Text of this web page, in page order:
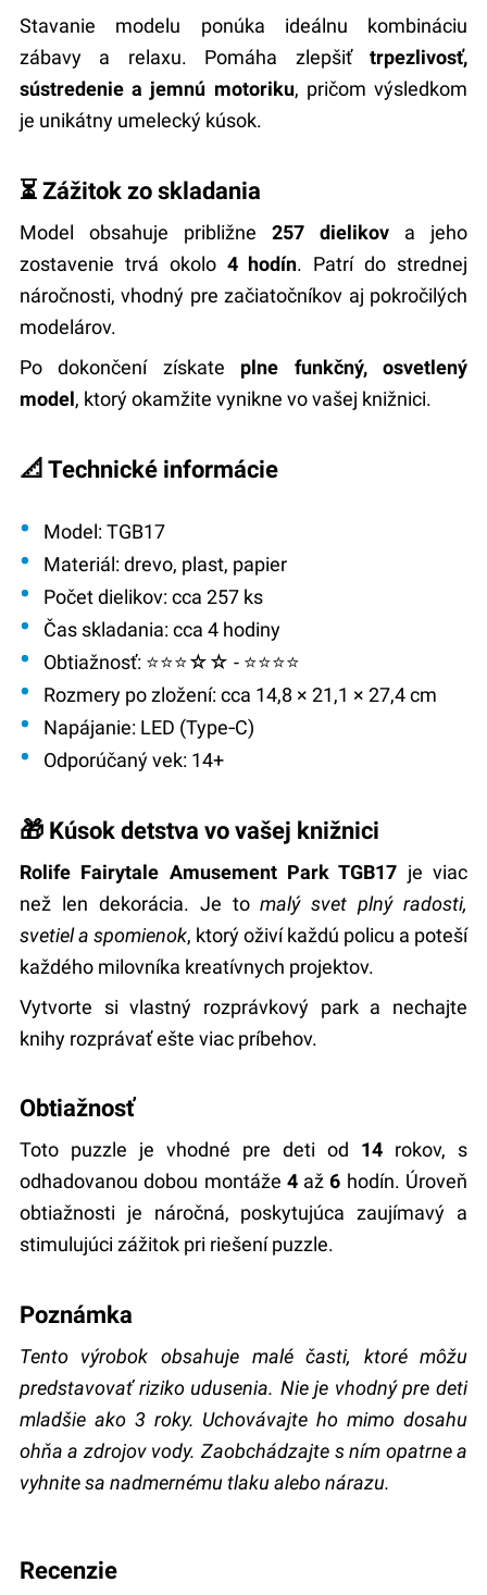
Stavanie modelu ponúka ideálnu kombináciu
zábavy a relaxu. Pomáha zlepšiťtrpezlivosť,
sústredenie a jemnú motoriku, pričom výsledkom
je unikátny umelecký kúsok.
⏳ Zážitok zo skladania
Model obsahuje približne 257 dielikov a jeho
zostavenie trvá okolo 4 hodín. Patrí do strednej
náročnosti, vhodný pre začiatočníkov aj pokročilých
modelárov.
Po dokončení získate plne funkčný, osvetlený
model, ktorý okamžite vynikne vo vašej knižnici.
📐 Technické informácie
Model:TGB17
Materiál:drevo, plast, papier
Počet dielikov:cca 257 ks
Čas skladania:cca 4 hodiny
Obtiažnosť: ⭐⭐⭐☆☆ - ⭐⭐⭐⭐
Rozmery po zložení:cca 14,8 × 21,1 × 27,4 cm
Napájanie: LED (Type‑C)
Odporúčaný vek: 14+
🎁 Kúsok detstva vo vašej knižnici
Rolife Fairytale Amusement Park TGB17 je viac
než len dekorácia. Je tomalý svet plný radosti,
svetiel a spomienok, ktorý oživí každú policu a poteší
každého milovníka kreatívnych projektov.
Vytvorte si vlastný rozprávkový park a nechajte
knihy rozprávať ešte viac príbehov.
Obtiažnosť
Toto puzzle je vhodné pre deti od 14 rokov, s
odhadovanou dobou montáže 4až6 hodín. Úroveň
obtiažnosti je náročná, poskytujúca zaujímavý a
stimulujúci zážitok pri riešení puzzle.
Poznámka
Tento výrobok obsahuje malé časti, ktoré môžu
predstavovať riziko udusenia. Nie je vhodný pre deti
mladšie ako 3 roky. Uchovávajte ho mimo dosahu
ohňa a zdrojov vody. Zaobchádzajte s ním opatrne a
vyhnite sa nadmernému tlaku alebo nárazu.
recenzie